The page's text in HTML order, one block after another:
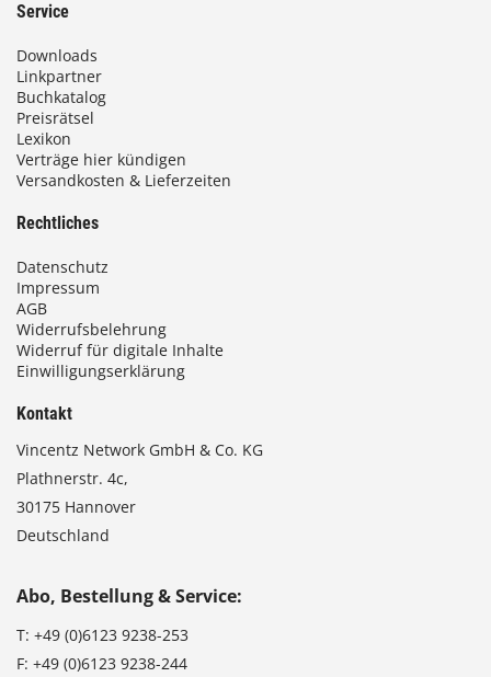
Service
Downloads
Linkpartner
Buchkatalog
Preisrätsel
Lexikon
Verträge hier kündigen
Versandkosten & Lieferzeiten
Rechtliches
Datenschutz
Impressum
AGB
Widerrufsbelehrung
Widerruf für digitale Inhalte
Einwilligungserklärung
Kontakt
Vincentz Network GmbH & Co. KG
Plathnerstr. 4c,
30175 Hannover
Deutschland
Abo, Bestellung & Service:
T: +49 (0)6123 9238-253
F: +49 (0)6123 9238-244